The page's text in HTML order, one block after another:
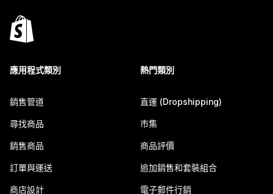
應用程式類別
銷售管道
尋找商品
銷售商品
訂單與運送
商店設計
熱門類別
直運 (Dropshipping)
市集
商品評價
追加銷售和套裝組合
電子郵件行銷